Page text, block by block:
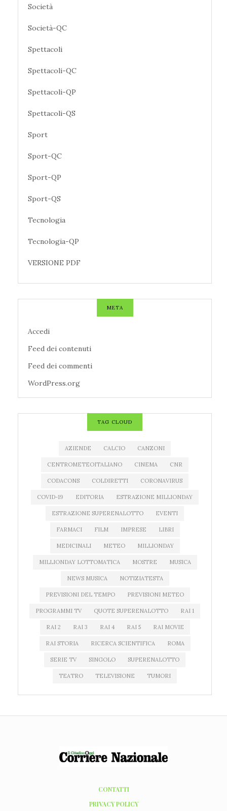
Società
Società-QC
Spettacoli
Spettacoli-QC
Spettacoli-QP
Spettacoli-QS
Sport
Sport-QC
Sport-QP
Sport-QS
Tecnologia
Tecnologia-QP
VERSIONE PDF
META
Accedi
Feed dei contenuti
Feed dei commenti
WordPress.org
TAG CLOUD
AZIENDE CALCIO CANZONI
CENTROMETEOITALIANO CINEMA CNR
CODACONS COLDIRETTI CORONAVIRUS
COVID-19 EDITORIA ESTRAZIONE MILLIONDAY
ESTRAZIONE SUPERENALOTTO EVENTI
FARMACI FILM IMPRESE LIBRI
MEDICINALI METEO MILLIONDAY
MILLIONDAY LOTTOMATICA MOSTRE MUSICA
NEWS MUSICA NOTIZIATESTA
PREVISIONI DEL TEMPO PREVISIONI METEO
PROGRAMMI TV QUOTE SUPERENALOTTO RAI 1
RAI 2 RAI 3 RAI 4 RAI 5 RAI MOVIE
RAI STORIA RICERCA SCIENTIFICA ROMA
SERIE TV SINGOLO SUPERENALOTTO
TEATRO TELEVISIONE TUMORI
CONTATTI
PRIVACY POLICY